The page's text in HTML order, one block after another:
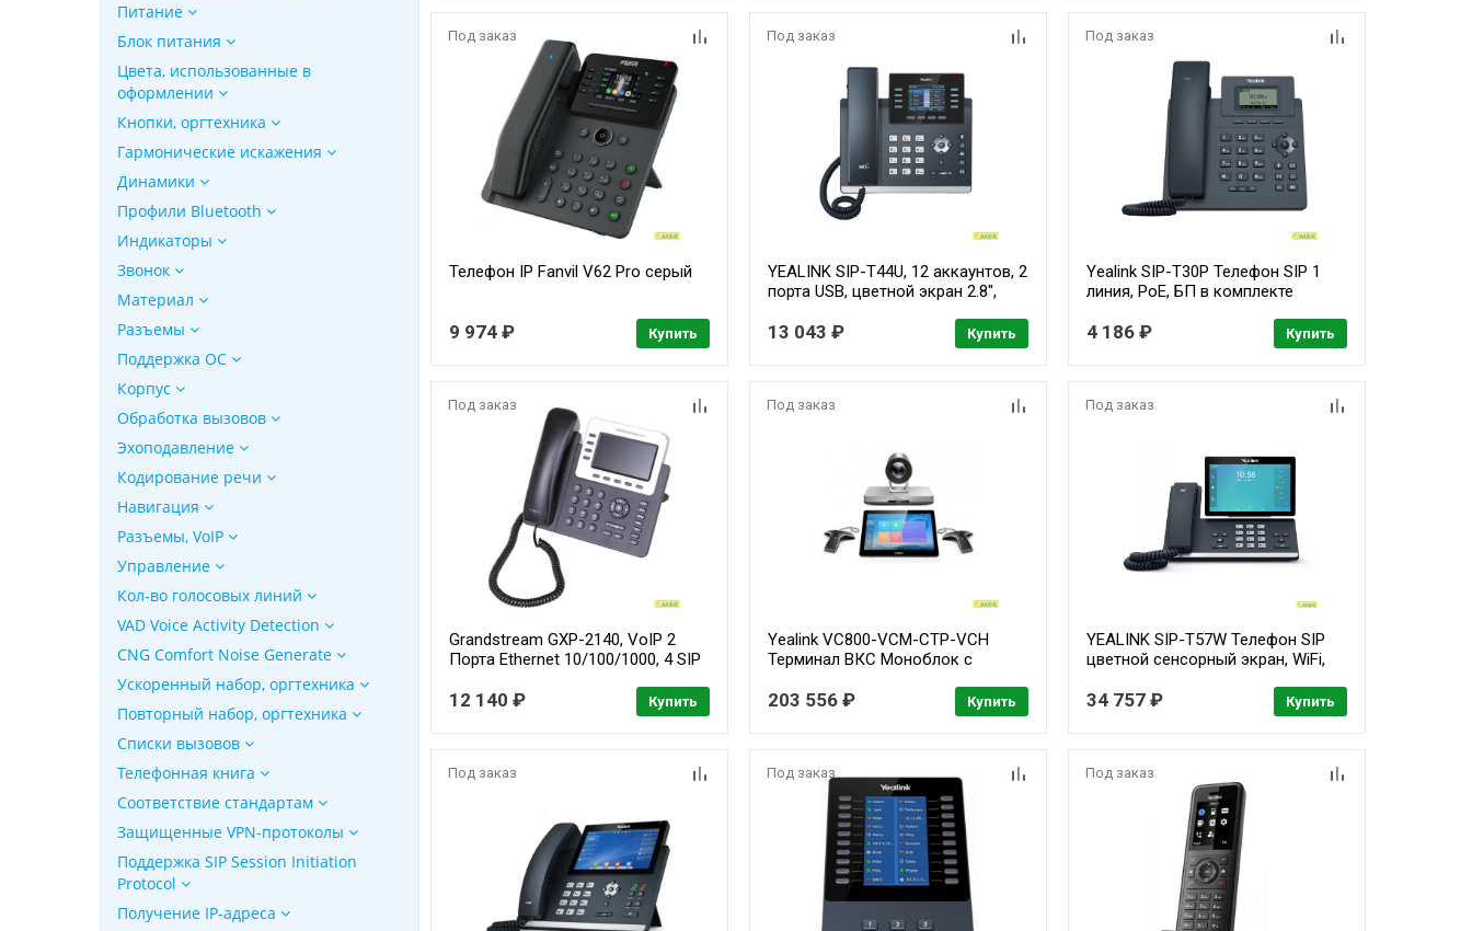
Питание
Блок питания
Цвета, использованные в
оформлении
Кнопки, оргтехника
Гармонические искажения
Динамики
Профили Bluetooth
Индикаторы
Звонок
Материал
Разъемы
Поддержка ОС
Корпус
Обработка вызовов
Эхоподавление
Кодирование речи
Навигация
Разъемы, VoIP
Управление
Кол-во голосовых линий
VAD Voice Activity Detection
CNG Comfort Noise Generate
Ускоренный набор, оргтехника
Повторный набор, оргтехника
Списки вызовов
Телефонная книга
Соответствие стандартам
Защищенные VPN-протоколы
Поддержка SIP Session Initiation
Protocol
Получение IP-адреса
Под заказ
Телефон IP Fanvil V62 Pro серый
9 974 ₽ Купить
Под заказ
YEALINK SIP-T44U, 12 аккаунтов, 2
порта USB, цветной экран 2.8",
13 043 ₽ Купить
Под заказ
Yealink SIP-T30P Телефон SIP 1
линия, PoE, БП в комплекте
4 186 ₽ Купить
Под заказ
Grandstream GXP-2140, VoIP 2
Порта Ethernet 10/100/1000, 4 SIP
12 140 ₽ Купить
Под заказ
Yealink VC800-VCM-CTP-VCH
Терминал ВКС Моноблок с
VCH51 ,VCM34-2 шт., WF50, AMS 2
203 556 ₽ Купить
Под заказ
YEALINK SIP-T57W Телефон SIP
цветной сенсорный экран, WiFi,
34 757 ₽ Купить
Под заказ Под заказ Под заказ